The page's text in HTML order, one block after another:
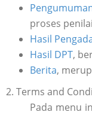
proses
Hasil
Hasil DPT,
Berita,
2. Terms and
Pada menu